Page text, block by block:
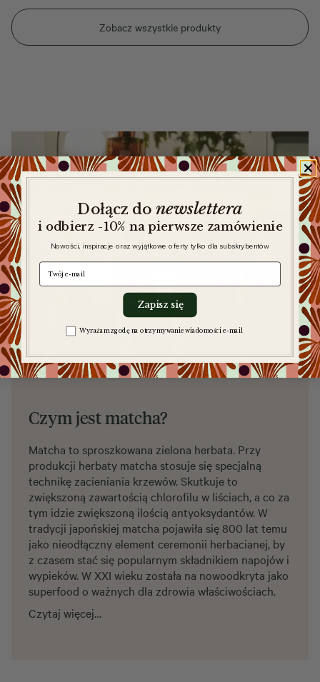
Zobacz wszystkie produkty
Czym jest matcha?
Matcha to sproszkowana zielona herbata. Przy
produkcji herbaty matcha stosuje się specjalną
technikę zacieniania krzewów. Skutkuje to
zwiększoną zawartością chlorofilu w liściach, a co za
tym idzie zwiększoną ilością antyoksydantów. W
tradycji japońskiej matcha pojawiła się 800 lat temu
jako nieodłączny element ceremonii herbacianej, by
z czasem stać się popularnym składnikiem napojów i
wypieków. W XXI wieku została na nowoodkryta jako
superfood o ważnych dla zdrowia właściwościach.
Czytaj więcej…
Dołącz do newslettera
i odbierz -10% na pierwsze zamówienie
Nowości, inspiracje oraz wyjątkowe oferty tylko dla subskrybentów
e-mail
Zapisz się
Zgoda na komunikację
Wyrażam zgodę na otrzymywanie wiadomości e-mail